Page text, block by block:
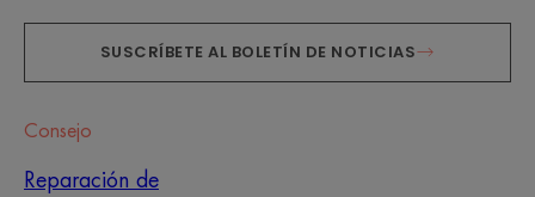
SUSCRÍBETE AL BOLETÍN DE NOTICIAS
Consejo
Reparación de